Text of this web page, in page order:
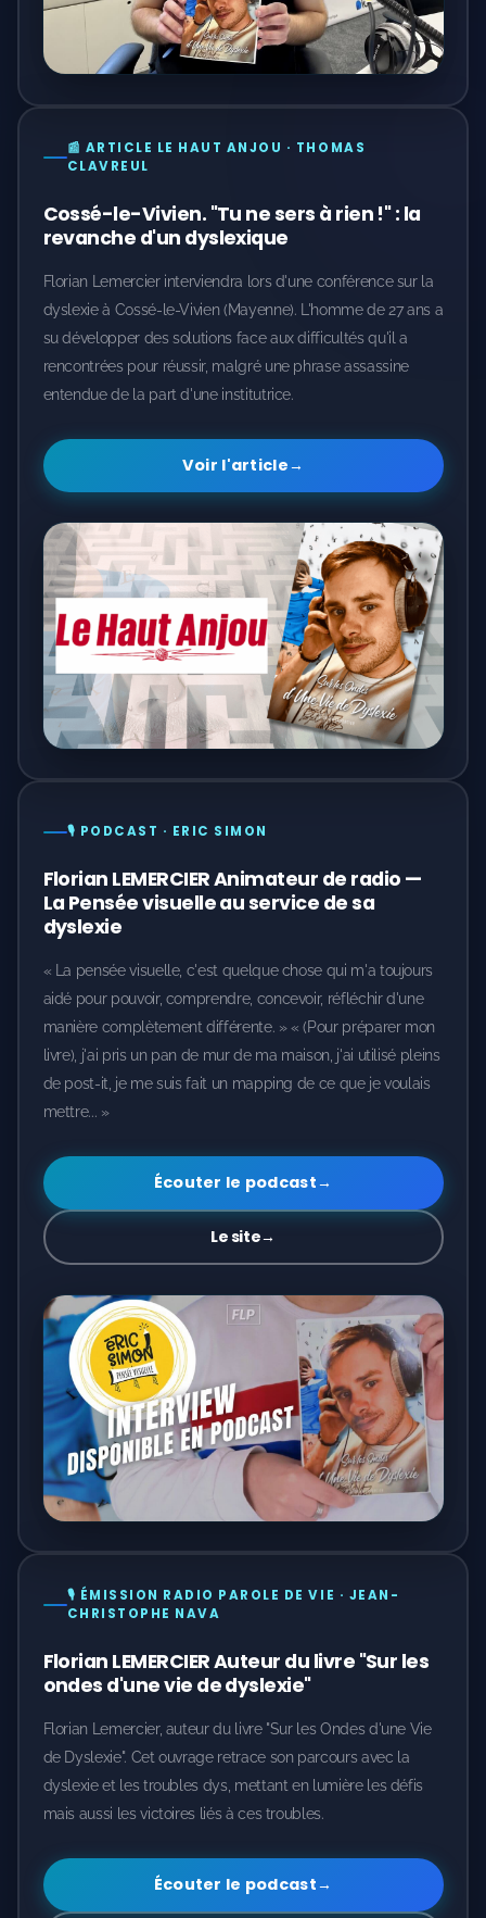
📰 ARTICLE LE HAUT ANJOU · THOMAS
CLAVREUL
Cossé-le-Vivien. "Tu ne sers à rien !" : la
revanche d'un dyslexique
Florian Lemercier interviendra lors d'une conférence sur la
dyslexie à Cossé-le-Vivien (Mayenne). L'homme de 27 ans a
su développer des solutions face aux difficultés qu'il a
rencontrées pour réussir, malgré une phrase assassine
entendue de la part d'une institutrice.
Voir l'article→
🎙️ PODCAST · ERIC SIMON
Florian LEMERCIER Animateur de radio —
La Pensée visuelle au service de sa
dyslexie
« La pensée visuelle, c'est quelque chose qui m'a toujours
aidé pour pouvoir, comprendre, concevoir, réfléchir d'une
manière complètement différente. » « (Pour préparer mon
livre), j'ai pris un pan de mur de ma maison, j'ai utilisé pleins
de post-it, je me suis fait un mapping de ce que je voulais
mettre... »
Écouter le podcast→
Le site→
🎙️ ÉMISSION RADIO PAROLE DE VIE · JEAN-
CHRISTOPHE NAVA
Florian LEMERCIER Auteur du livre "Sur les
ondes d'une vie de dyslexie"
Florian Lemercier, auteur du livre "Sur les Ondes d'une Vie
de Dyslexie". Cet ouvrage retrace son parcours avec la
dyslexie et les troubles dys, mettant en lumière les défis
mais aussi les victoires liés à ces troubles.
Écouter le podcast→